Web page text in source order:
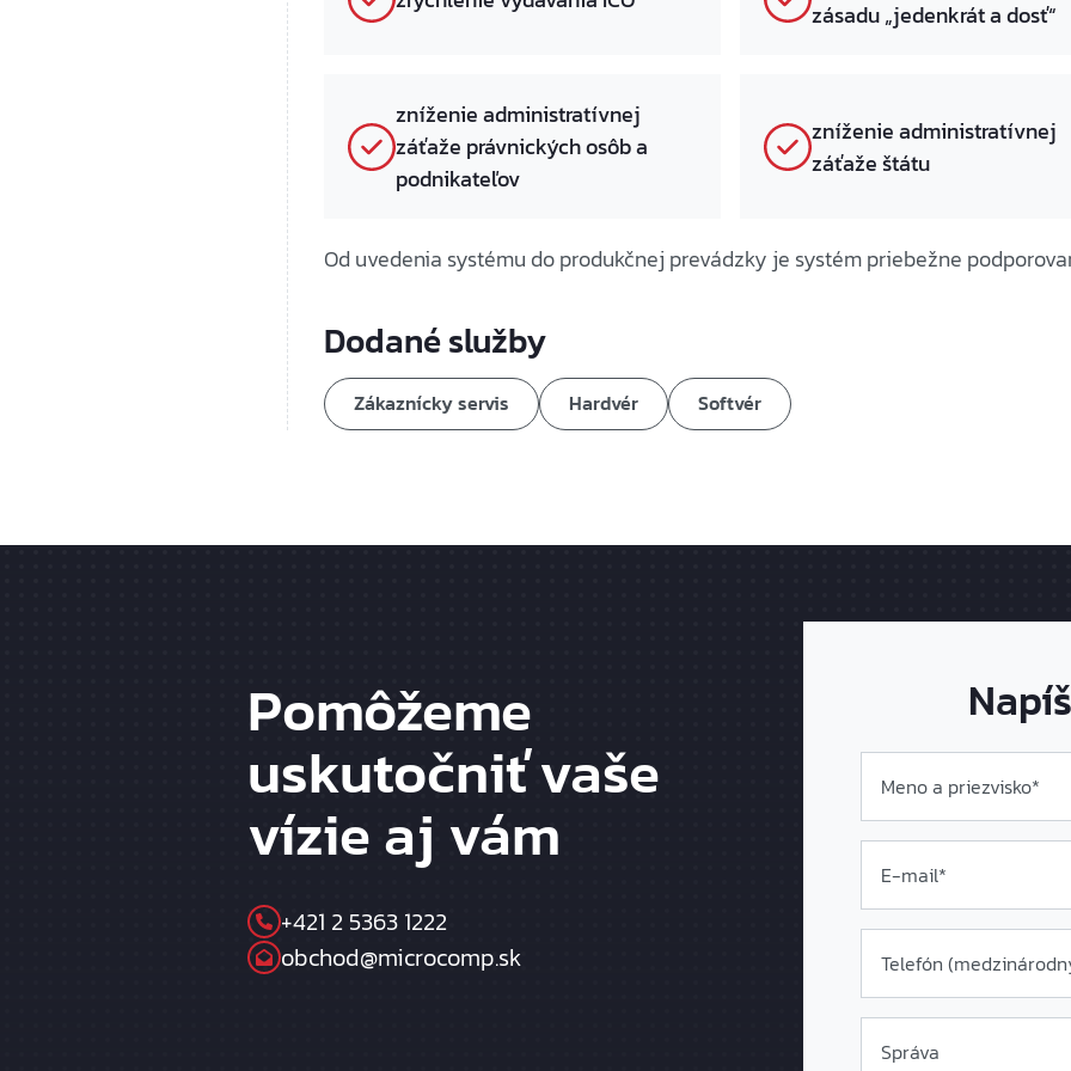
zásadu „jedenkrát a dosť“
zníženie administratívnej
záťaže právnických osôb a
podnikateľov
zníženie administratívnej
záťaže štátu
Od uvedenia systému do produkčnej prevádzky je systém priebežne
Dodané služby
Zákaznícky servis Hardvér Softvér
Pomôžeme
uskutočniť vaše
vízie aj vám
+421 2 5363 1222
obchod@microcomp.sk
Meno a priezvisko*
E-mail*
Telefón
Správa